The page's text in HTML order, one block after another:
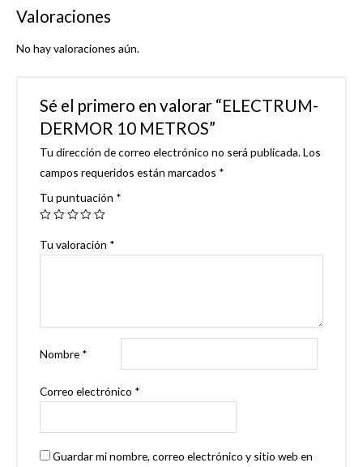
Valoraciones
No hay valoraciones aún.
Sé el primero en valorar “ELECTRUM-
DERMOR 10 METROS”
Tu dirección de correo electrónico no será publicada.Los
campos requeridos están marcados *
Tu puntuación *
Tu valoración *
Nombre *
Correo electrónico *
Guardar mi nombre, correo electrónico y sitio web en